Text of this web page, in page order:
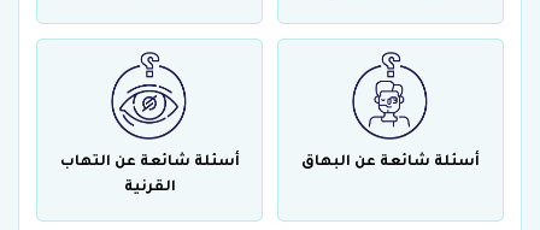
أسئلة شائعة عن البهاق
أسئلة شائعة عن التهاب
القرنية